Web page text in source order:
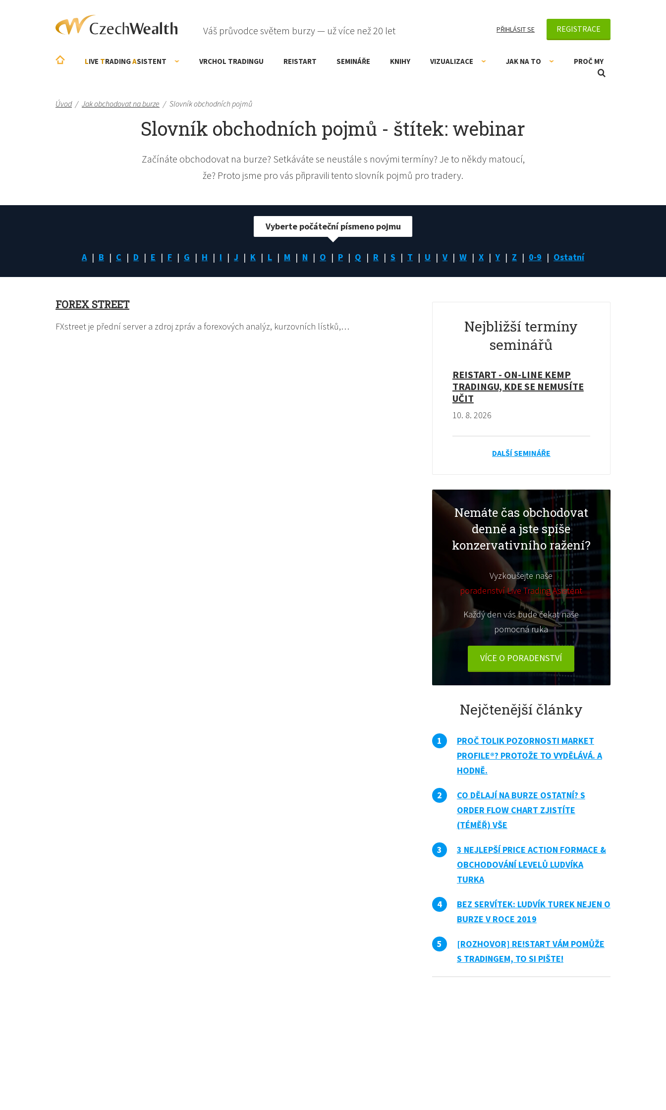
Váš průvodce světem burzy — už více než 20 let PŘIHLÁSIT SE REGISTRACE
LIVE TRADINGASISTENT VRCHOL TRADINGU RE!START SEMINÁŘE KNIHY VIZUALIZACE JAK NA TO PROČ MY
Úvod / Jak obchodovat na burze / Slovník obchodních pojmů
Slovník obchodních pojmů - štítek: webinar
Začínáte obchodovat na burze? Setkáváte se neustále s novými termíny? Je to někdy matoucí,
že? Proto jsme pro vás připravili tento slovník pojmů pro tradery.
A B C D E F G H I J K L M N O P Q R S T U V W X Y Z 0-9 Ostatní
Vyberte počáteční písmeno pojmu
FOREX STREET
FXstreet je přední server a zdroj zpráv a forexových analýz, kurzovních lístků,…
Nejbližší termíny
seminářů
RE!START - ON-LINE KEMP
TRADINGU, KDE SE NEMUSÍTE
UČIT
10. 8. 2026
DALŠÍ SEMINÁŘE
Nemáte čas obchodovat
denně a jste spíše
konzervativního ražení?
Vyzkoušejte naše
poradenství Live Trading Asistent
Každý den vás bude čekat naše
pomocná ruka
VÍCE O PORADENSTVÍ
Nejčtenější články
PROČ TOLIK POZORNOSTI MARKET
PROFILE®? PROTOŽE TO VYDĚLÁVÁ. A
HODNĚ.
CO DĚLAJÍ NA BURZE OSTATNÍ? S
ORDER FLOW CHART ZJISTÍTE
(TÉMĚŘ) VŠE
3 NEJLEPŠÍ PRICE ACTION FORMACE &
OBCHODOVÁNÍ LEVELŮ LUDVÍKA
TURKA
BEZ SERVÍTEK: LUDVÍK TUREK NEJEN O
BURZE V ROCE 2019
[ROZHOVOR] RE!START VÁM POMŮŽE
S TRADINGEM, TO SI PIŠTE!